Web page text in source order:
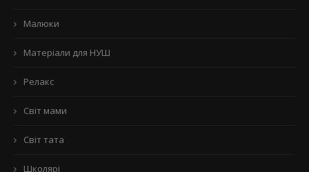
Малюки
Матеріали для НУШ
Релакс
Світ мами
Світ тата
Школярі